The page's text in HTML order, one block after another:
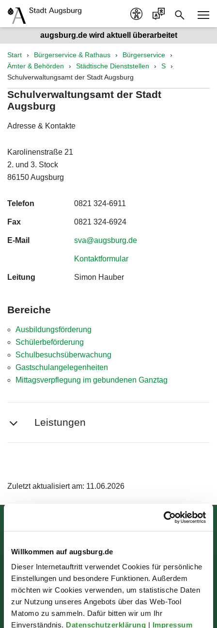
Willkommen auf augsburg.de
Dieser Internetauftritt verwendet Cookies für persönliche
Einstellungen und besondere Funktionen. Außerdem
möchten wir Cookies verwenden, um statistische Daten
zur Nutzung unseres Angebots über das Web-Tool
Matomo zu sammeln. Dafür bitten wir um Ihr
Einverständnis. Datenschutzerklärung | Impressum
augsburg.de wird aktuell überarbeitet
Start Bürgerservice & Rathaus
Bürgerservice
Ämter & Behörden
Städtische Dienststellen
S
Schulverwaltungsamt der Stadt Augsburg
Schulverwaltungsamt der Stadt
Augsburg
Adresse & Kontakte
Karolinenstraße 21
2. und 3. Stock
86150 Augsburg
Telefon 0821 324-6911
Fax 0821 324-6924
E-Mail sva@augsburg.de
Kontaktformular
Leitung Simon Hauber
Bereiche
Ausbildungsförderung
Schülerbeförderung
Schulbesuchsüberwachung
Gastschulangelegenheiten
Mittagsverpflegung im gebundenen Ganztag
Leistungen
Zuletzt aktualisiert am: 11.06.2026
Rathausplatz 1
86150 Augsburg
Wir sind für Sie da:
Mo - Mi: 07:30 - 16:30 Uhr